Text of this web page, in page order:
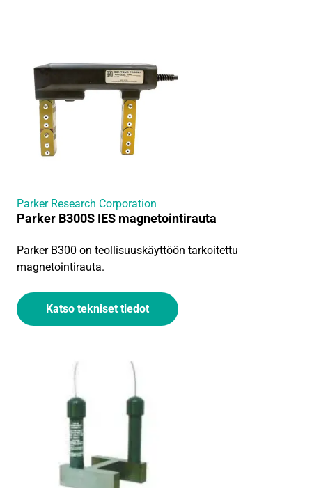
Parker Research Corporation
Parker B300S IES magnetointirauta
Parker B300 on teollisuuskäyttöön tarkoitettu
magnetointirauta.
Katso tekniset tiedot